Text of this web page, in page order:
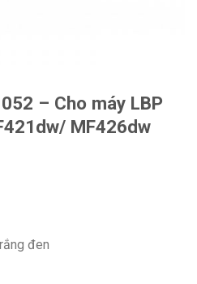
– Cho máy LBP
MF426dw
đen